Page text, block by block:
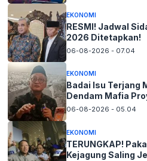
EKONOMI
RESMI! Jadwal
2026 Ditetapkan!
06-08-2026 - 07.04
EKONOMI
Badai Isu Terjang
Dendam Mafia
06-08-2026 - 05.04
EKONOMI
TERUNGKAP!
Kejagung Saling